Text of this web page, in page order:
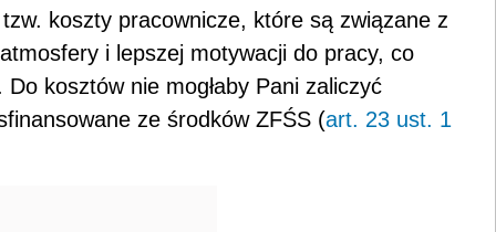
koszty pracownicze, które są związane z
i lepszej motywacji do pracy, co
kosztów nie mogłaby Pani zaliczyć
ze środków ZFŚS (art. 23 ust. 1